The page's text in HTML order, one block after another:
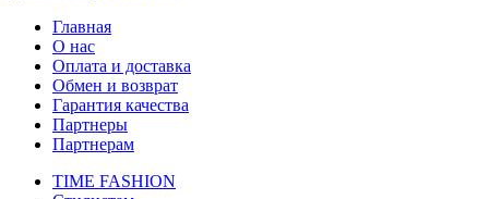
Главная
О нас
Оплата и доставка
Обмен и возврат
Гарантия качества
Партнеры
Партнерам
TIME FASHION